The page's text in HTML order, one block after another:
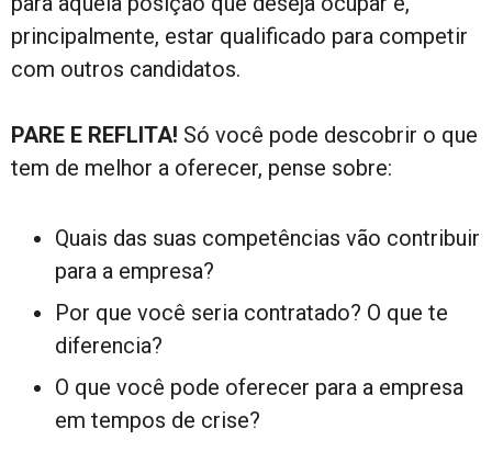
principalmente, estar qualificado para competir
com outros candidatos.
PARE E REFLITA! Só você pode descobrir o que
tem de melhor a oferecer, pense sobre:
Quais das suas competências vão contribuir
para a empresa?
Por que você seria contratado? O que te
diferencia?
O que você pode oferecer para a empresa
em tempos de crise?